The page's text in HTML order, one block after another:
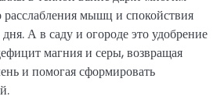
мышц и спокойствия
А в саду и огороде это удобрение
магния и серы, возвращая
и помогая сформировать